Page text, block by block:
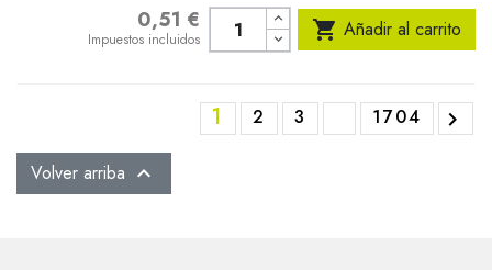
0,51 €
Impuestos incluidos  Añadir al carrito
1 2 3 1704 
Volver arriba 